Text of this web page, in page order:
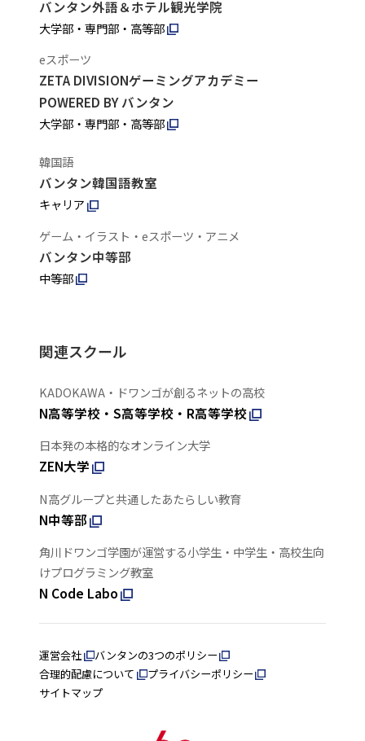
バンタン外語＆ホテル観光学院
大学部・専門部・高等部
eスポーツ
ZETA DIVISIONゲーミングアカデミー
POWERED BY バンタン
大学部・専門部・高等部
韓国語
バンタン韓国語教室
キャリア
ゲーム・イラスト・eスポーツ・アニメ
バンタン中等部
中等部
関連スクール
KADOKAWA・ドワンゴが創るネットの高校
N高等学校・S高等学校・R高等学校
日本発の本格的なオンライン大学
ZEN大学
N高グループと共通したあたらしい教育
N中等部
角川ドワンゴ学園が運営する小学生・中学生・高校生向
けプログラミング教室
N Code Labo
運営会社
バンタンの3つのポリシー
合理的配慮について
プライバシーポリシー
サイトマップ